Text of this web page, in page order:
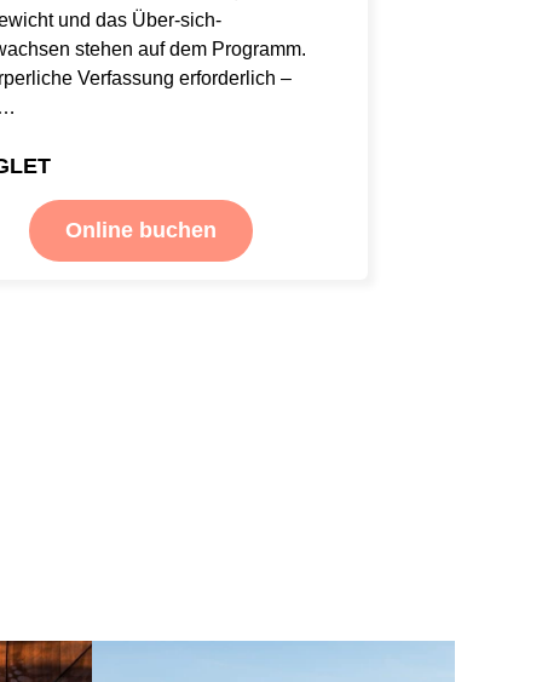
und das Über-sich-
stehen auf dem Programm.
Verfassung erforderlich –
Online buchen